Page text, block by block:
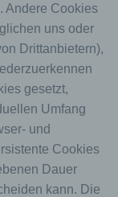
Andere Cookies
uns oder
Drittanbietern),
gesetzt,
Umfang
und
Cookies
Dauer
kann. Die